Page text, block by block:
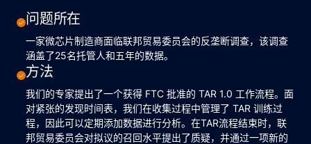
问题所在
一家微芯片制造商面临联邦贸易委员会的反垄断调查，该调查
涵盖了25名托管人和五年的数据。
方法
我们的专家提出了一个获得 FTC 批准的 TAR 1.0 工作流程。面
对紧张的发现时间表，我们在收集过程中管理了 TAR 训练过
程，因此可以定期添加数据进行分析。在TAR流程结束时，联
邦贸易委员会对拟议的召回水平提出了质疑，并通过一项新的